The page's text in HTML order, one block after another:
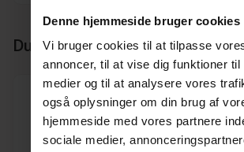
Denne hjemmeside bruger cookies
Vi bruger cookies til at tilpasse
annoncer, til at vise dig funktioner til
medier og til at analysere vores
også oplysninger om din brug af
hjemmeside med vores partnere
sociale medier,
Du skal måske også bruge